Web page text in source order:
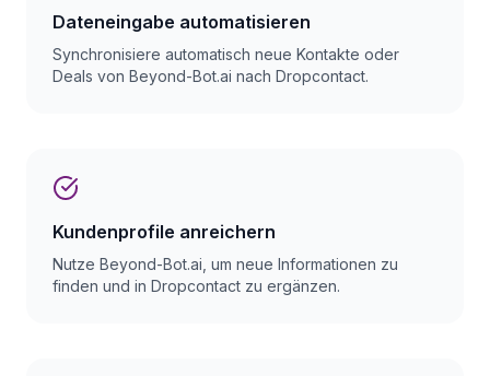
Dateneingabe automatisieren
Synchronisiere automatisch neue Kontakte oder
Deals von Beyond-Bot.ai nach Dropcontact.
Kundenprofile anreichern
Nutze Beyond-Bot.ai, um neue Informationen zu
finden und in Dropcontact zu ergänzen.